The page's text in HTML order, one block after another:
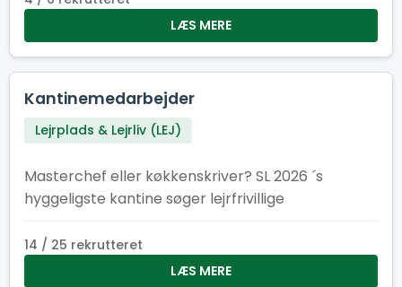
LÆS MERE
Kantinemedarbejder
Lejrplads & Lejrliv (LEJ)
Masterchef eller køkkenskriver? SL 2026 ´s
hyggeligste kantine søger lejrfrivillige
14 / 25 rekrutteret
LÆS MERE